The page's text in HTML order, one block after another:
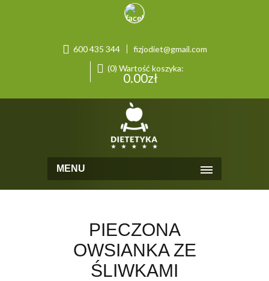
600 435 344
fizjodiet@gmail.com
(0) Wartość koszyka:
0.00zł
MENU
PIECZONA
OWSIANKA ZE
ŚLIWKAMI